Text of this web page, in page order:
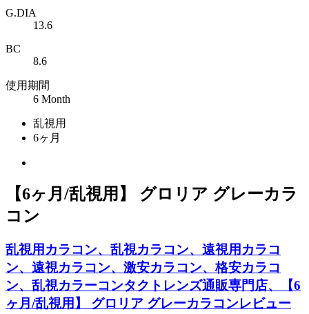
G.DIA
13.6
BC
8.6
使用期間
6 Month
乱視用
6ヶ月
【6ヶ月/乱視用】 グロリア グレーカラ
コン
乱視用カラコン、乱視カラコン、遠視用カラコ
ン、遠視カラコン、激安カラコン、格安カラコ
ン、乱視カラーコンタクトレンズ通販専門店、【6
ヶ月/乱視用】 グロリア グレーカラコンレビュー